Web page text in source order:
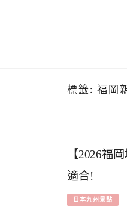
標籤: 福岡
【2026福
適合!
日本九州景點